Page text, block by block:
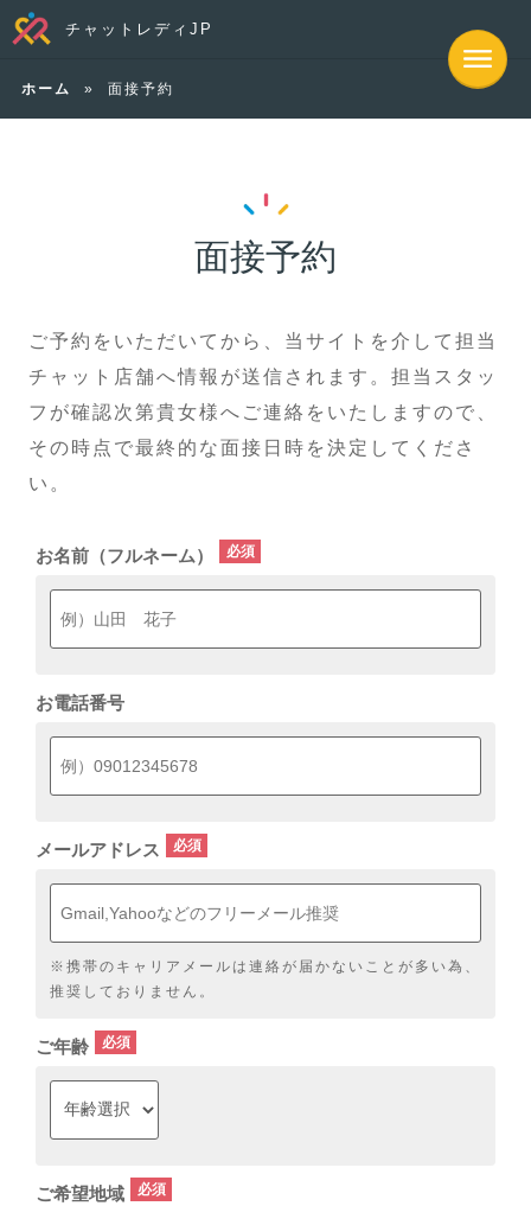
チャットレディJP
ホーム » 面接予約
面接予約
ご予約をいただいてから、当サイトを介して担当
チャット店舗へ情報が送信されます。担当スタッ
フが確認次第貴女様へご連絡をいたしますので、
その時点で最終的な面接日時を決定してくださ
い。
お名前（フルネーム）
お電話番号
メールアドレス
※携帯のキャリアメールは連絡が届かないことが多い為、
推奨しておりません。
ご年齢
ご希望地域